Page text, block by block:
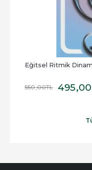
Eğitsel Ritmik
550,00TL 495,00